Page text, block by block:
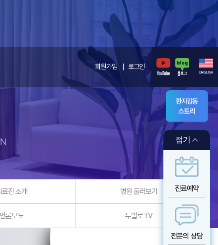
회원가입 로그인
접기
진료예약
전문의 상담
환자감동
스토리
료진 소개 병원 둘러보기
언론보도 두발로TV